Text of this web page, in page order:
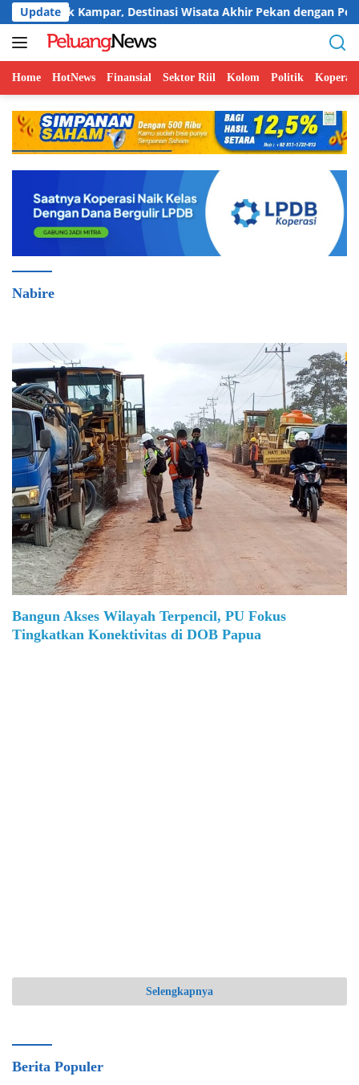
Langsung
ke
konten
UpdateDestinasi Wisata Akhir Pekan dengan Pesona Sunset
Home HotNews Finansial Sektor Riil Kolom Politik Koperasi
Nabire
Bangun Akses Wilayah Terpencil, PU Fokus
Tingkatkan Konektivitas di DOB Papua
Selengkapnya
Berita Populer